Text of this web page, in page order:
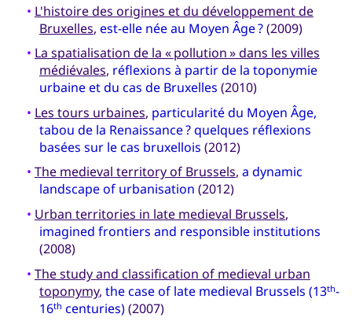
• L'histoire des origines et du développement de
Bruxelles, est-elle née au Moyen Âge ?(2009)
• La spatialisation de la « pollution » dans les villes
médiévales, réflexions à partir de la toponymie
urbaine et du cas de Bruxelles (2010)
• Les tours urbaines, particularité du Moyen Âge,
tabou de la Renaissance ? quelques réflexions
basées sur le cas bruxellois (2012)
• The medieval territory of Brussels, a dynamic
landscape of urbanisation (2012)
• Urban territories in late medieval Brussels,
imagined frontiers and responsible institutions
(2008)
• The study and classification of medieval urban
toponymy, the case of late medieval Brussels (13th-
16th centuries)(2007)